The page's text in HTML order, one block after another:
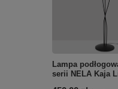
Lampa
serii NELA Kaja